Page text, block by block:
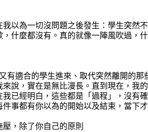
我以為一切沒問題之後發生：學生突然
，什麼都沒有。真的就像一陣風吹過，
有適合的學生進來、取代突然離開的那
來說，實在是無比漫長。直到現在，我
我已經明白，這些都是「過程」，沒有
件事都有你以為的開始以及結束，當下
，除了你自己的原則